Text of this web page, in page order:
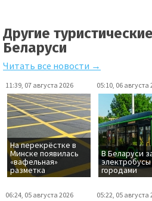
Другие
Беларуси
Читать все новости →
11:39, 07 августа 2026
На перекрёстке в
Минске появилась
«вафельная»
разметка
05:10, 06 августа
В Беларуси
городами
06:24, 05 августа 2026 05:22, 05 августа